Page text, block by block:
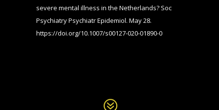
severe mental illness in the Netherlands? Soc
Psychiatry Psychiatr Epidemiol. May 28.
https://doi.org/10.1007/s00127-020-01890-0